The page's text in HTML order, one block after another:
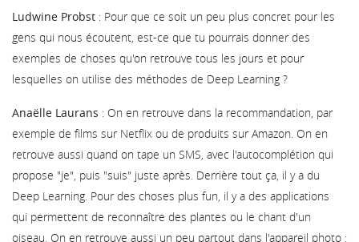
Ludwine Probst : Pour que ce soit un peu plus concret pour les
gens qui nous écoutent, est-ce que tu pourrais donner des
exemples de choses qu'on retrouve tous les jours et pour
lesquelles on utilise des méthodes de Deep Learning ?
Anaëlle Laurans : On en retrouve dans la recommandation, par
exemple de films sur Netflix ou de produits sur Amazon. On en
retrouve aussi quand on tape un SMS, avec l'autocomplétion qui
propose "je", puis "suis" juste après. Derrière tout ça, il y a du
Deep Learning. Pour des choses plus fun, il y a des applications
qui permettent de reconnaître des plantes ou le chant d'un
oiseau. On en retrouve aussi un peu partout dans l'appareil photo :